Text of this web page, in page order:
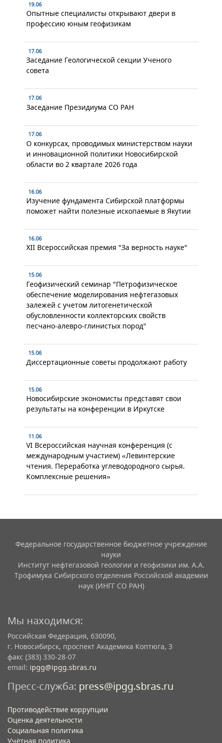
19.06
Опытные специалисты открывают двери в
профессию юным геофизикам
17.06
Заседание Геологической секции Ученого
совета
17.06
Заседание Президиума СО РАН
17.06
О конкурсах, проводимых министерством науки
и инновационной политики Новосибирской
области во 2 квартале 2026 года
16.06
Изучение фундамента Сибирской платформы
поможет найти полезные ископаемые в Якутии
16.06
XII Всероссийская премия "За верность науке"
15.06
Геофизический семинар "Петрофизическое
обеспечение моделирования нефтегазовых
залежей с учетом литогенетической
обусловленности коллекторских свойств
песчано-алевро-глинистых пород"
15.06
Диссертационные советы продолжают работу
15.06
Новосибирские экономисты представят свои
результаты на конференции в Иркутске
11.06
VI Всероссийская научная конференция (с
международным участием) «Левинтерские
чтения. Переработка углеводородного сырья.
Комплексные решения»
Федеральное государственное бюджетное учреждение
науки
Институт нефтегазовой геологии и геофизики им. А.А.
Трофимука Сибирского отделения Российской академии
наук (ИНГГ СО РАН)
Мы находимся:
Российская Федерация, 630090,
г. Новосибирск, проспект Академика Коптюга, 3
факс (383) 330-28-07
email: ipgg@ipgg.sbras.ru
Пресс-служба: press@ipgg.sbras.ru
Противодействие коррупции
Оценка деятельности
Социальная политика
Учётная политика​